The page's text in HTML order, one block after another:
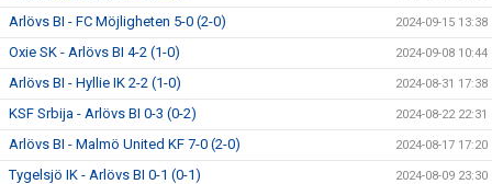
Arlövs BI - FC Möjligheten 5-0 (2-0) 2024-09-15 13:38
Oxie SK - Arlövs BI 4-2 (1-0) 2024-09-08 10:44
Arlövs BI - Hyllie IK 2-2 (1-0) 2024-08-31 17:38
KSF Srbija - Arlövs BI 0-3 (0-2) 2024-08-22 22:31
Arlövs BI - Malmö United KF 7-0 (2-0) 2024-08-17 17:20
Tygelsjö IK - Arlövs BI 0-1 (0-1) 2024-08-09 23:30